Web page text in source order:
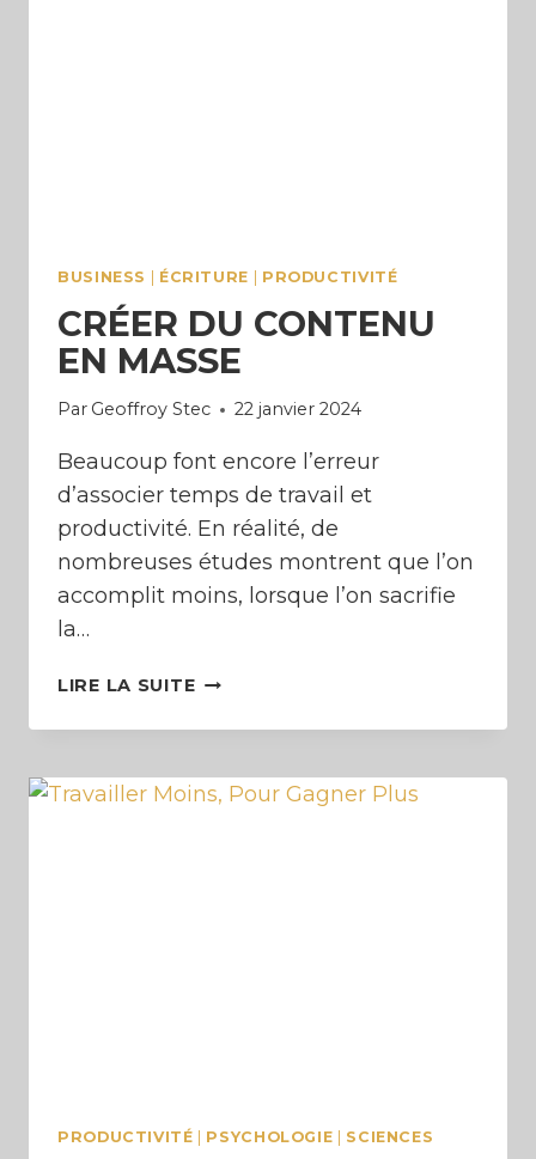
BUSINESS ÉCRITURE PRODUCTIVITÉ
CRÉER DU CONTENU
EN MASSE
Par Geoffroy Stec 22 janvier 2024
Beaucoup font encore l’erreur
d’associer temps de travail et
productivité. En réalité, de
nombreuses études montrent que l’on
accomplit moins, lorsque l’on sacrifie
la…
LIRE LA SUITECRÉER
CONTENU
MASSE
PRODUCTIVITÉ PSYCHOLOGIE SCIENCES